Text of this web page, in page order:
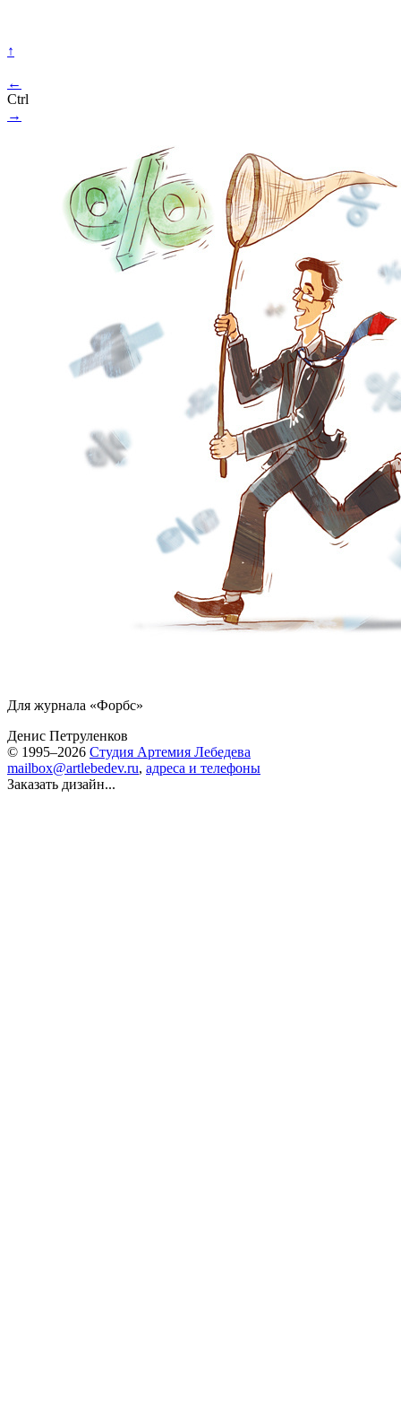
↑
←
Ctrl
→
Для журнала «Форбс»
Денис Петруленков
© 1995–2026 Студия Артемия Лебедева
mailbox@artlebedev.ru, адреса и телефоны
Заказать дизайн...